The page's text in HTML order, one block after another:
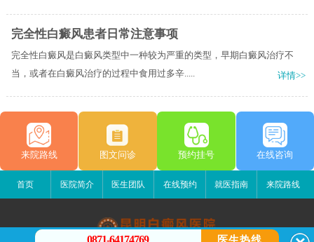
完全性白癜风患者日常注意事项
完全性白癜风是白癜风类型中一种较为严重的类型，早期白癜风治疗不
当，或者在白癜风治疗的过程中食用过多辛.....
详情>>
来院路线 图文问诊 预约挂号 在线咨询
首页 医院简介 医生团队 在线预约 就医指南 来院路线
0871-64174769 医生热线